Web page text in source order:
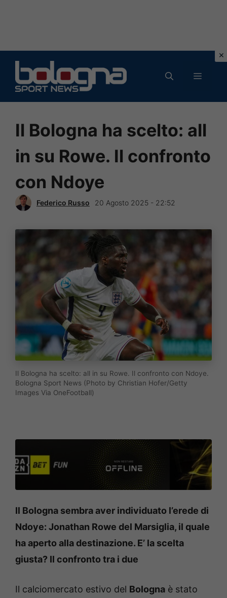
contenuto
MENU
Il Bologna ha scelto: all
in su Rowe. Il confronto
con Ndoye
Federico Russo 20 Agosto 2025 - 22:52
Il Bologna ha scelto: all in su Rowe. Il confronto con Ndoye.
Bologna Sport News (Photo by Christian Hofer/Getty
Images Via OneFootball)
Il Bologna sembra aver individuato l’erede di
Ndoye: Jonathan Rowe del Marsiglia, il quale
ha aperto alla destinazione. E’ la scelta
giusta? Il confronto tra i due
Il calciomercato estivo del Bologna è stato